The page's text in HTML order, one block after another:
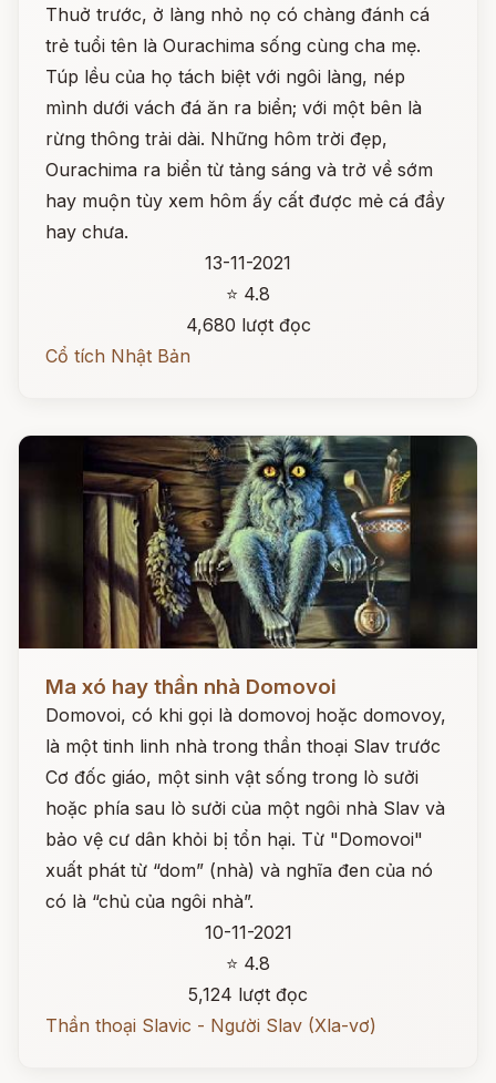
Thuở trước, ở làng nhỏ nọ có chàng đánh cá
trẻ tuổi tên là Ourachima sống cùng cha mẹ.
Túp lều của họ tách biệt với ngôi làng, nép
mình dưới vách đá ăn ra biển; với một bên là
rừng thông trải dài. Những hôm trời đẹp,
Ourachima ra biển từ tảng sáng và trở về sớm
hay muộn tùy xem hôm ấy cất được mẻ cá đầy
hay chưa.
13-11-2021
⭐ 4.8
4,680 lượt đọc
Cổ tích Nhật Bản
Ma xó hay thần nhà Domovoi
Domovoi, có khi gọi là domovoj hoặc domovoy,
là một tinh linh nhà trong thần thoại Slav trước
Cơ đốc giáo, một sinh vật sống trong lò sưởi
hoặc phía sau lò sưởi của một ngôi nhà Slav và
bảo vệ cư dân khỏi bị tổn hại. Từ "Domovoi"
xuất phát từ “dom” (nhà) và nghĩa đen của nó
có là “chủ của ngôi nhà”.
10-11-2021
⭐ 4.8
5,124 lượt đọc
Thần thoại Slavic - Người Slav (Xla-vơ)